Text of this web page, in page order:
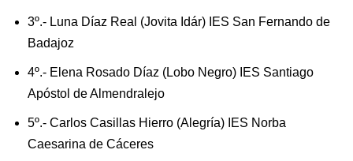
3º.- Luna Díaz Real (Jovita Idár) IES San Fernando de
Badajoz
4º.- Elena Rosado Díaz (Lobo Negro) IES Santiago
Apóstol de Almendralejo
5º.- Carlos Casillas Hierro (Alegría) IES Norba
Caesarina de Cáceres